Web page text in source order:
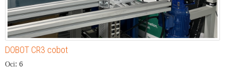
DOBOT CR3 cobot
Осі: 6